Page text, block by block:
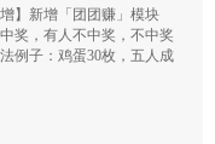
】新增「团团赚」模块
奖，有人不中奖，不中奖
例子：鸡蛋30枚，五人成